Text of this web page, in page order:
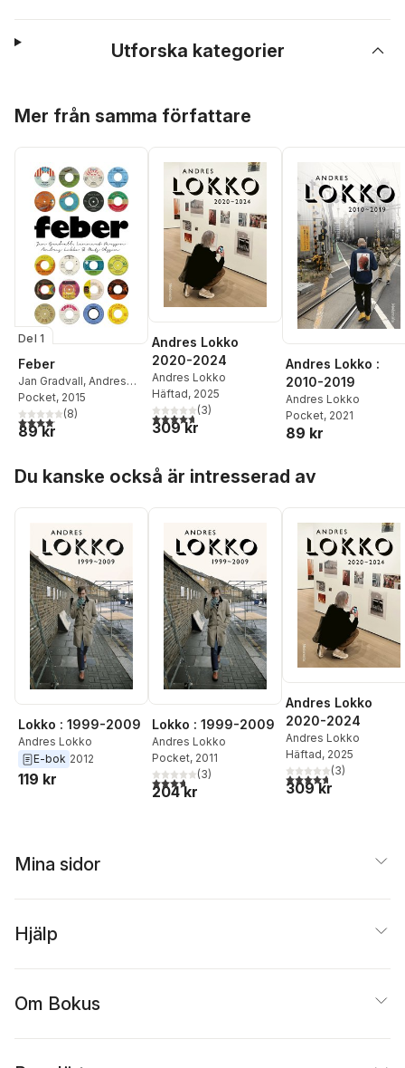
Utforska kategorier
Mer från samma författare
Del 1
Feber
Jan Gradvall, Andres
Lokko,Mats Olsson
Lennart Persson
Pocket, 2015
4,1utav 5 stjärnor. Totalt antal röster:
(8)
89 kr
Andres Lokko
2020-2024
Andres Lokko
Häftad, 2025
4,7utav 5 stjärnor. Totalt antal röster:
(3)
309 kr
Andres Lokko :
2010-2019
Andres Lokko
Pocket, 2021
89 kr
Du kanske också är intresserad av
Lokko : 1999-2009
Andres Lokko
E-bok 2012
119 kr
Lokko : 1999-2009
Andres Lokko
Pocket, 2011
3,7utav 5 stjärnor. Totalt antal röster:
(3)
204 kr
Andres Lokko
2020-2024
Andres Lokko
Häftad, 2025
4,7utav 5 stjärnor.
(3)
309 kr
Mina sidor
Hjälp
Om Bokus